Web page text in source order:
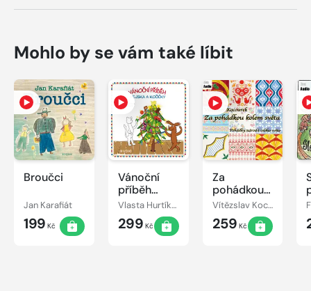
Mohlo by se vám také líbit
Broučci
Jan Karafiát
199 Kč
Vánoční
příběh
pejska a
kočičky
Vlasta Hurtíková
299 Kč
Za
pohádkou
kolem
světa
Vítězslav Kocourek
259 Kč